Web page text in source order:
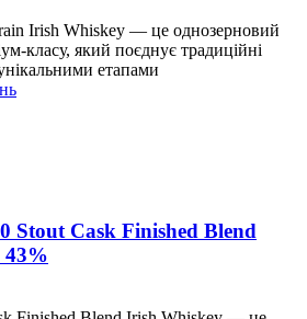
Irish Whiskey — це однозерновий
класу, який поєднує традиційні
етапами
Stout Cask Finished Blend
43%